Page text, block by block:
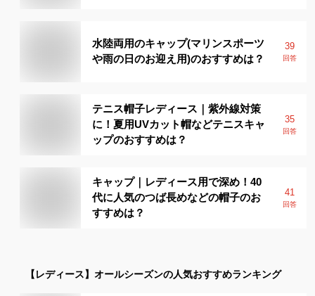
水陸両用のキャップ(マリンスポーツ
や雨の日のお迎え用)のおすすめは？
39
回答
テニス帽子レディース｜紫外線対策
に！夏用UVカット帽などテニスキャ
ップのおすすめは？
35
回答
キャップ｜レディース用で深め！40
代に人気のつば長めなどの帽子のお
すすめは？
41
回答
【レディース】 オールシーズンの人気おすすめランキング